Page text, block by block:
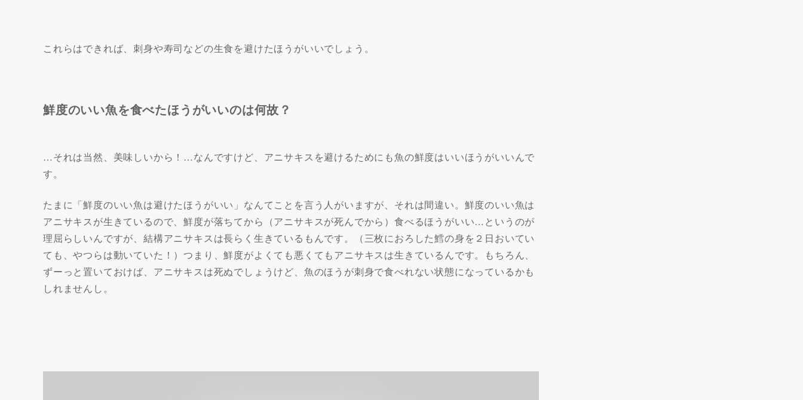
これらはできれば、刺身や寿司などの生食を避けたほうがいいでしょう。
鮮度のいい魚を食べたほうがいいのは何故？
…それは当然、美味しいから！…なんですけど、アニサキスを避けるためにも魚の鮮度はいいほうがいいんで
す。
たまに「鮮度のいい魚は避けたほうがいい」なんてことを言う人がいますが、それは間違い。鮮度のいい魚は
アニサキスが生きているので、鮮度が落ちてから（アニサキスが死んでから）食べるほうがいい…というのが
理屈らしいんですが、結構アニサキスは長らく生きているもんです。（三枚におろした鱈の身を２日おいてい
ても、やつらは動いていた！）つまり、鮮度がよくても悪くてもアニサキスは生きているんです。もちろん、
ずーっと置いておけば、アニサキスは死ぬでしょうけど、魚のほうが刺身で食べれない状態になっているかも
しれませんし。